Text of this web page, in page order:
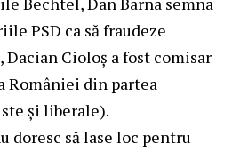
PSD ca să fraudeze
Cioloș a fost comisar
României din partea
și liberale).
doresc să lase loc pentru